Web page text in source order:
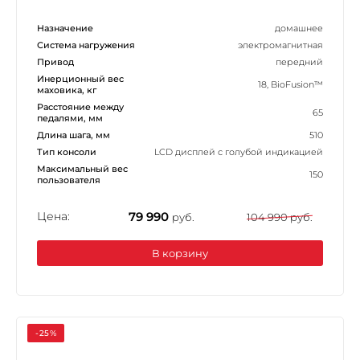
Назначение
домашнее
Система нагружения
электромагнитная
Привод
передний
Инерционный вес
маховика, кг
18, BioFusion™
Расстояние между
педалями, мм
65
Длина шага, мм
510
Тип консоли
LCD дисплей с голубой индикацией
Максимальный вес
пользователя
150
Цена: 79 990 руб. 104 990 руб.
В корзину
-25%